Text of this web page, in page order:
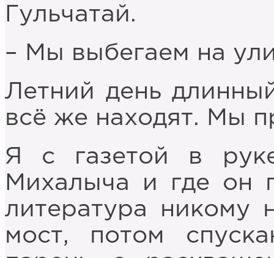
Гульчатай.
– Мы выбегаем на
Летний день
всё же находят. Мы
Я с газетой в
Михалыча и где он
литература никому
мост, потом